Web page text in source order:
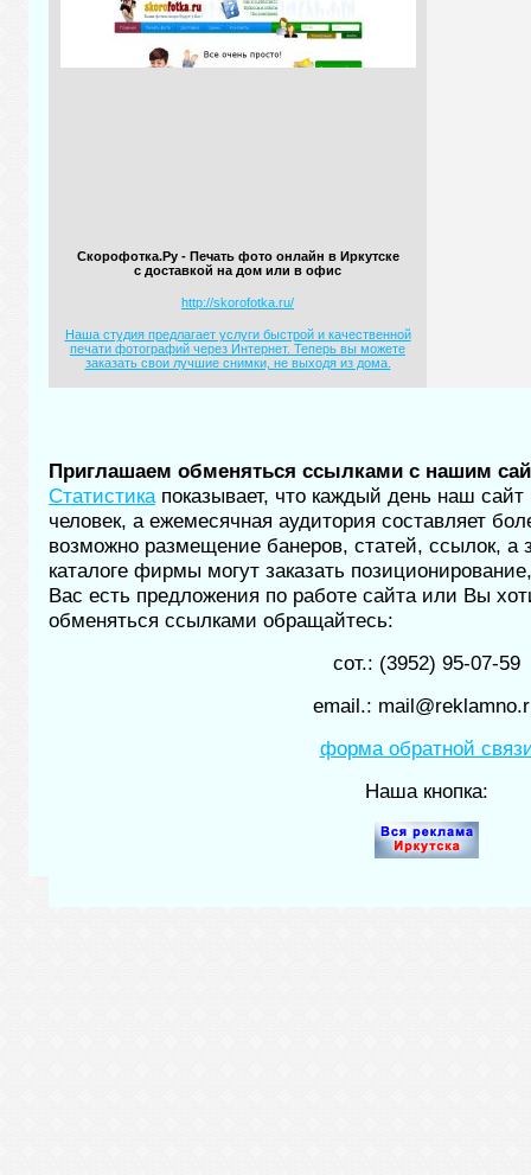
Скорофотка.Ру - Печать фото онлайн в Иркутске
с доставкой на дом или в офис
http://skorofotka.ru/
Наша студия предлагает услуги быстрой и качественной
печати фотографий через Интернет. Теперь вы можете
заказать свои лучшие снимки, не выходя из дома.
Приглашаем обменяться ссылками с нашим
Статистикапоказывает, что каждый день наш
человек, а ежемесячная аудитория составляет
возможно размещение банеров, статей, ссылок, а
каталоге фирмы могут заказать
Вас есть предложения по работе сайта или Вы
обменяться ссылками обращайтесь:
сот.: (3952) 95-07-59
email.:
форма обратной
Наша кнопка: